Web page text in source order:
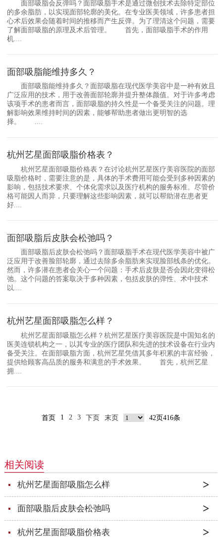
面部吸脂会反弹吗？面部吸脂手术是通过微创技术去除特定部位
的多余脂肪，以实现面部轮廓的美化。在专业医美领域，许多患者担
心术后效果会随着时间的推移而产生反弹。为了理清这个问题，需要
了解面部吸脂的原理及术后管理。 首先，面部吸脂手术的作用
机....
面部吸脂能维持多久？
面部吸脂能维持多久？面部吸脂在现代医学美容中是一种有效且
广泛应用的技术，用于改善面部轮廓并提升整体颜值。对于许多考虑
该项手术的患者而言，面部吸脂的持久性是一个备受关注的问题。理
解影响效果维持时间的因素，能够帮助患者做出更明智的选
择。 ....
杭州艺星面部吸脂价格表？
杭州艺星面部吸脂价格表？在讨论杭州艺星医疗美容医院的面部
吸脂价格时，需要注意的是，具体的手术费用可能会受到多种因素的
影响，包括技术要求、个体化需求以及医疗机构的服务标准。尽管价
格可能因人而异，只要理解这些影响因素，就可以帮助潜在患者更
好....
面部吸脂后皮肤会松弛吗？
面部吸脂后皮肤会松弛吗？面部吸脂手术在现代医学美容中被广
泛应用于改善脸部轮廓，通过去除多余脂肪来实现脸部线条的优化。
然而，许多潜在患者会关心一个问题：手术后皮肤是否会因此变得松
弛。这个问题的答案取决于多种因素，包括皮肤的弹性、术中技术
以....
杭州艺星面部吸脂怎么样？
杭州艺星面部吸脂怎么样？杭州艺星医疗美容医院是中国知名的
医美连锁机构之一，以其专业的医疗团队和先进的技术设备在行业内
备受关注。在面部吸脂方面，杭州艺星凭借其多年积累的丰富经验，
提供给顾客高品质的服务和满意的手术效果。 首先，杭州艺星
拥....
首页 1 2 3 下页 末页 42页416条
相关阅读
杭州艺星面部吸脂怎么样
面部吸脂后皮肤会松弛吗
杭州艺星面部吸脂价格表